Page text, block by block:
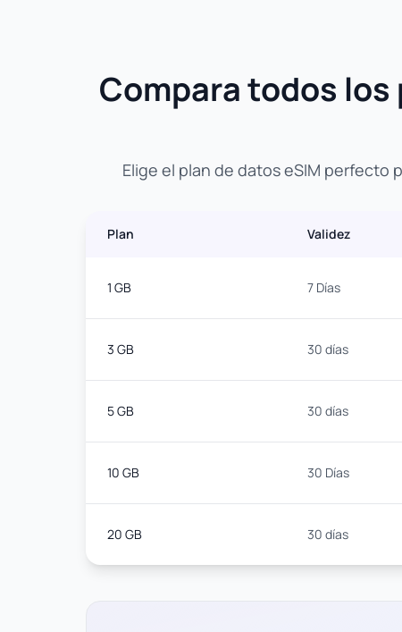
Compara todos los
Elige el plan de datos eSIM perfecto
Plan Validez
1 GB 7 Días
3 GB 30 días
5 GB 30 días
10 GB 30 Días
20 GB 30 días